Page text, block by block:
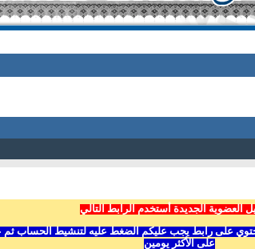
العضوية الجديدة أستخدم الرابط التالي
على رابط يجب عليكم الضغط عليه لتنشيط الحساب ثم
على الأكثر يومين